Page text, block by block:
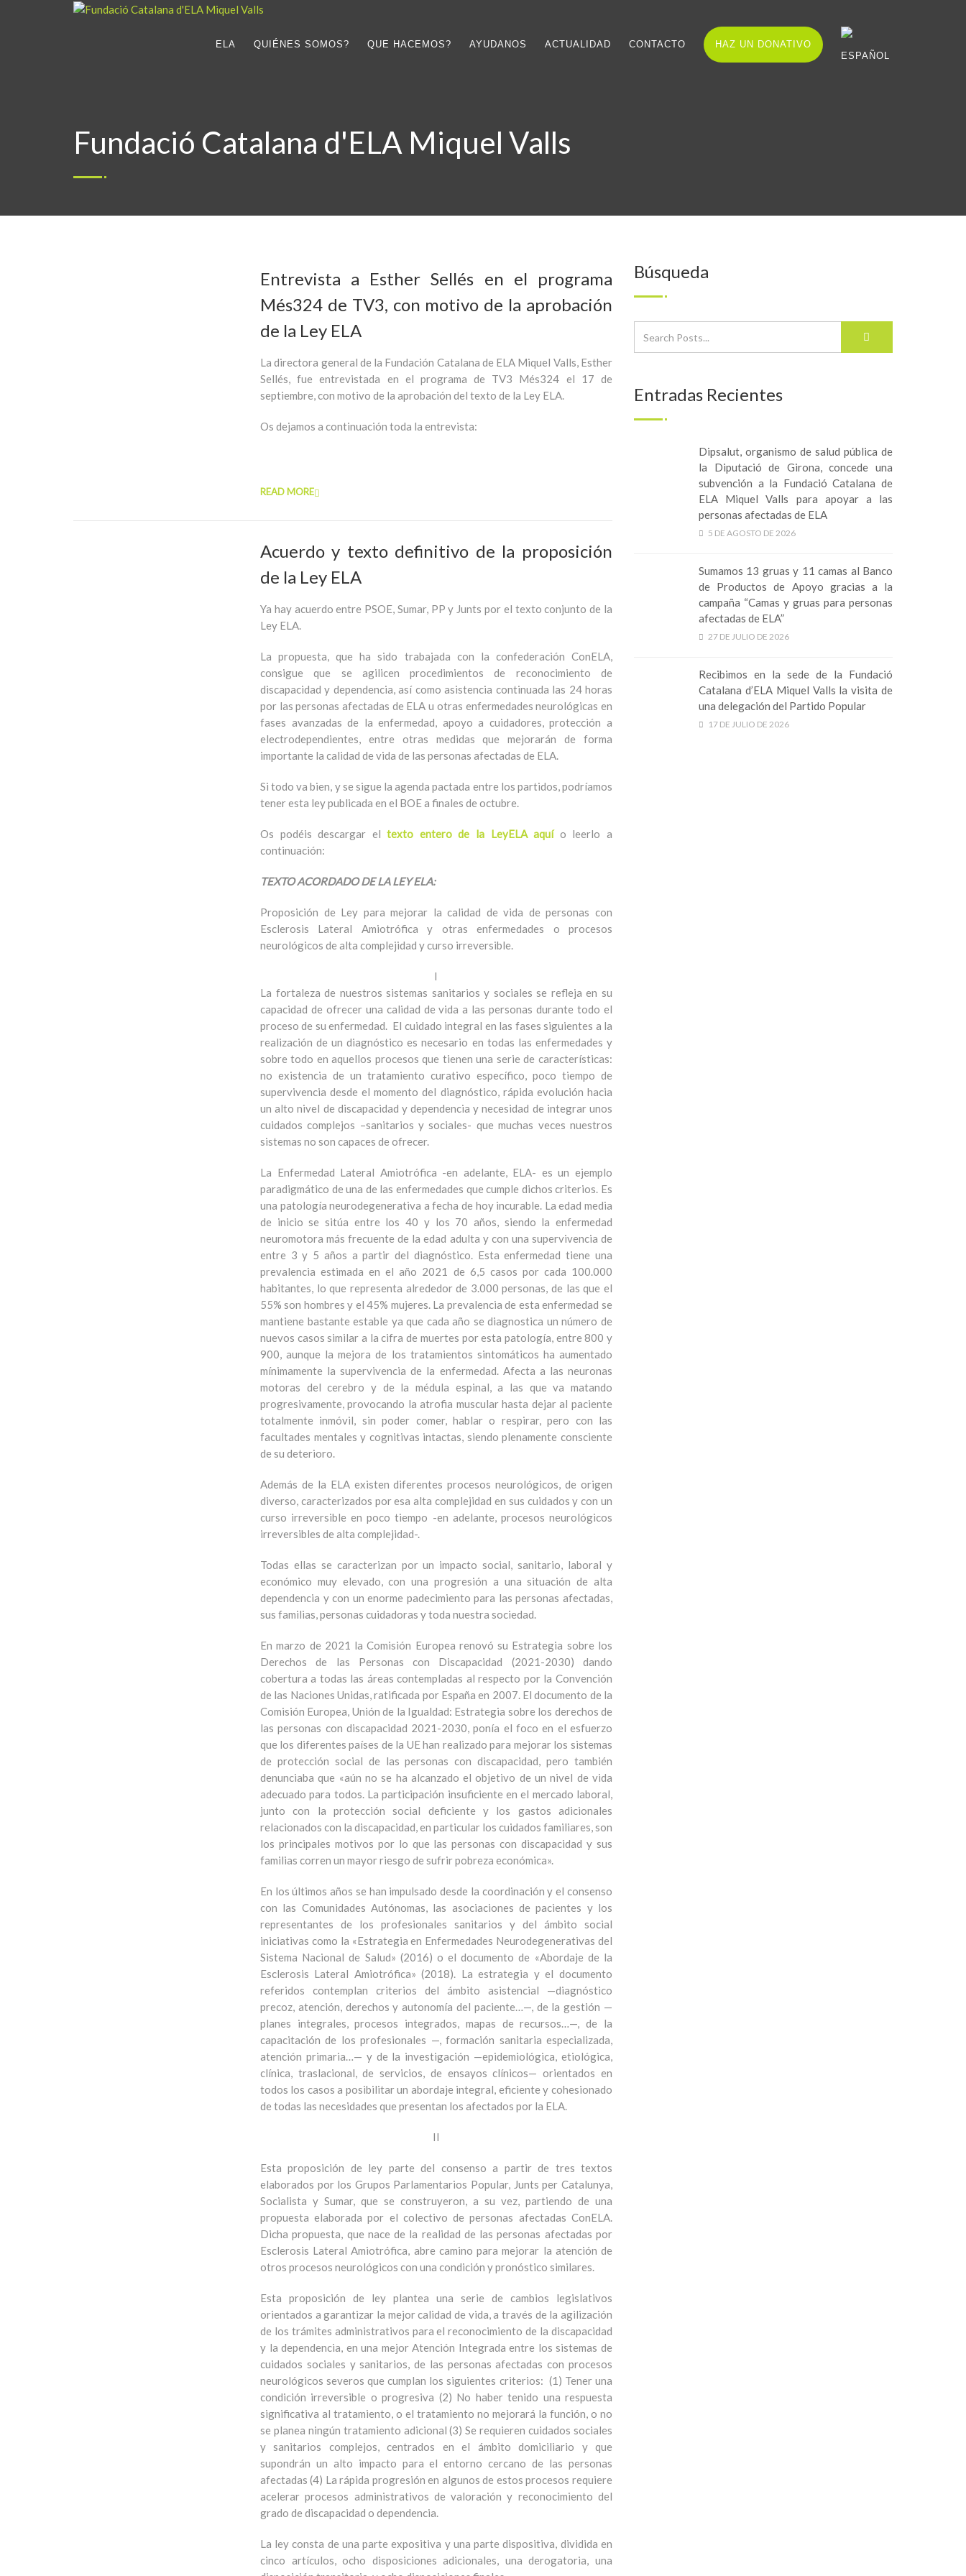
ELA QUIÉNES SOMOS? QUE HACEMOS? AYUDANOS ACTUALIDAD CONTACTO HAZ UN DONATIVO
Fundació Catalana d'ELA Miquel Valls
Entrevista a Esther Sellés en el programa
Més324 de TV3, con motivo de la aprobación
de la Ley ELA
La directora general de la Fundación Catalana de ELA Miquel Valls, Esther
Sellés, fue entrevistada en el programa de TV3 Més324 el 17 de
septiembre, con motivo de la aprobación del texto de la Ley ELA.
Os dejamos a continuación toda la entrevista:
READ MORE
Acuerdo y texto definitivo de la proposición
de la Ley ELA
Ya hay acuerdo entre PSOE, Sumar, PP y Junts por el texto conjunto de la
Ley ELA.
La propuesta, que ha sido trabajada con la confederación ConELA,
consigue que se agilicen procedimientos de reconocimiento de
discapacidad y dependencia, así como asistencia continuada las 24 horas
por las personas afectadas de ELA u otras enfermedades neurológicas en
fases avanzadas de la enfermedad, apoyo a cuidadores, protección a
electrodependientes, entre otras medidas que mejorarán de forma
importante la calidad de vida de las personas afectadas de ELA.
Si todo va bien, y se sigue la agenda pactada entre los partidos, podríamos
tener esta ley publicada en el BOE a finales de octubre.
Os podéis descargar eltexto entero de la LeyELA aquío leerlo a
continuación:
TEXTO ACORDADO DE LA LEY ELA:
Proposición de Ley para mejorar la calidad de vida de personas con
Esclerosis Lateral Amiotrófica y otras enfermedades o procesos
neurológicos de alta complejidad y curso irreversible.
I
La fortaleza de nuestros sistemas sanitarios y sociales se refleja en su
capacidad de ofrecer una calidad de vida a las personas durante todo el
proceso de su enfermedad. El cuidado integral en las fases siguientes a la
realización de un diagnóstico es necesario en todas las enfermedades y
sobre todo en aquellos procesos que tienen una serie de características:
no existencia de un tratamiento curativo específico, poco tiempo de
supervivencia desde el momento del diagnóstico, rápida evolución hacia
un alto nivel de discapacidad y dependencia y necesidad de integrar unos
cuidados complejos –sanitarios y sociales- que muchas veces nuestros
sistemas no son capaces de ofrecer.
La Enfermedad Lateral Amiotrófica -en adelante, ELA- es un ejemplo
paradigmático de una de las enfermedades que cumple dichos criterios. Es
una patología neurodegenerativa a fecha de hoy incurable. La edad media
de inicio se sitúa entre los 40 y los 70 años, siendo la enfermedad
neuromotora más frecuente de la edad adulta y con una supervivencia de
entre 3 y 5 años a partir del diagnóstico. Esta enfermedad tiene una
prevalencia estimada en el año 2021 de 6,5 casos por cada 100.000
habitantes, lo que representa alrededor de 3.000 personas, de las que el
55% son hombres y el 45% mujeres. La prevalencia de esta enfermedad se
mantiene bastante estable ya que cada año se diagnostica un número de
nuevos casos similar a la cifra de muertes por esta patología, entre 800 y
900, aunque la mejora de los tratamientos sintomáticos ha aumentado
mínimamente la supervivencia de la enfermedad. Afecta a las neuronas
motoras del cerebro y de la médula espinal, a las que va matando
progresivamente, provocando la atrofia muscular hasta dejar al paciente
totalmente inmóvil, sin poder comer, hablar o respirar, pero con las
facultades mentales y cognitivas intactas, siendo plenamente consciente
de su deterioro.
Además de la ELA existen diferentes procesos neurológicos, de origen
diverso, caracterizados por esa alta complejidad en sus cuidados y con un
curso irreversible en poco tiempo -en adelante, procesos neurológicos
irreversibles de alta complejidad-.
Todas ellas se caracterizan por un impacto social, sanitario, laboral y
económico muy elevado, con una progresión a una situación de alta
dependencia y con un enorme padecimiento para las personas afectadas,
sus familias, personas cuidadoras y toda nuestra sociedad.
En marzo de 2021 la Comisión Europea renovó su Estrategia sobre los
Derechos de las Personas con Discapacidad (2021-2030) dando
cobertura a todas las áreas contempladas al respecto por la Convención
de las Naciones Unidas, ratificada por España en 2007. El documento de la
Comisión Europea, Unión de la Igualdad: Estrategia sobre los derechos de
las personas con discapacidad 2021-2030, ponía el foco en el esfuerzo
que los diferentes países de la UE han realizado para mejorar los sistemas
de protección social de las personas con discapacidad, pero también
denunciaba que «aún no se ha alcanzado el objetivo de un nivel de vida
adecuado para todos. La participación insuficiente en el mercado laboral,
junto con la protección social deficiente y los gastos adicionales
relacionados con la discapacidad, en particular los cuidados familiares, son
los principales motivos por lo que las personas con discapacidad y sus
familias corren un mayor riesgo de sufrir pobreza económica».
En los últimos años se han impulsado desde la coordinación y el consenso
con las Comunidades Autónomas, las asociaciones de pacientes y los
representantes de los profesionales sanitarios y del ámbito social
iniciativas como la «Estrategia en Enfermedades Neurodegenerativas del
Sistema Nacional de Salud» (2016) o el documento de «Abordaje de la
Esclerosis Lateral Amiotrófica» (2018). La estrategia y el documento
referidos contemplan criterios del ámbito asistencial —diagnóstico
precoz, atención, derechos y autonomía del paciente…—, de la gestión —
planes integrales, procesos integrados, mapas de recursos…—, de la
capacitación de los profesionales —, formación sanitaria especializada,
atención primaria…— y de la investigación —epidemiológica, etiológica,
clínica, traslacional, de servicios, de ensayos clínicos— orientados en
todos los casos a posibilitar un abordaje integral, eficiente y cohesionado
de todas las necesidades que presentan los afectados por la ELA.
II
Esta proposición de ley parte del consenso a partir de tres textos
elaborados por los Grupos Parlamentarios Popular, Junts per Catalunya,
Socialista y Sumar, que se construyeron, a su vez, partiendo de una
propuesta elaborada por el colectivo de personas afectadas ConELA.
Dicha propuesta, que nace de la realidad de las personas afectadas por
Esclerosis Lateral Amiotrófica, abre camino para mejorar la atención de
otros procesos neurológicos con una condición y pronóstico similares.
Esta proposición de ley plantea una serie de cambios legislativos
orientados a garantizar la mejor calidad de vida, a través de la agilización
de los trámites administrativos para el reconocimiento de la discapacidad
y la dependencia, en una mejor Atención Integrada entre los sistemas de
cuidados sociales y sanitarios, de las personas afectadas con procesos
neurológicos severos que cumplan los siguientes criterios: (1) Tener una
condición irreversible o progresiva (2) No haber tenido una respuesta
significativa al tratamiento, o el tratamiento no mejorará la función, o no
se planea ningún tratamiento adicional (3) Se requieren cuidados sociales
y sanitarios complejos, centrados en el ámbito domiciliario y que
supondrán un alto impacto para el entorno cercano de las personas
afectadas (4) La rápida progresión en algunos de estos procesos requiere
acelerar procesos administrativos de valoración y reconocimiento del
grado de discapacidad o dependencia.
La ley consta de una parte expositiva y una parte dispositiva, dividida en
cinco artículos, ocho disposiciones adicionales, una derogatoria, una
Búsqueda
Entradas Recientes
Dipsalut, organismo de salud pública de
la Diputació de Girona, concede una
subvención a la Fundació Catalana de
ELA Miquel Valls para apoyar a las
personas afectadas de ELA
5 DE AGOSTO DE 2026
Sumamos 13 gruas y 11 camas al Banco
de Productos de Apoyo gracias a la
campaña “Camas y gruas para personas
afectadas de ELA”
27 DE JULIO DE 2026
Recibimos en la sede de la Fundació
Catalana d’ELA Miquel Valls la visita de
una delegación del Partido Popular
17 DE JULIO DE 2026